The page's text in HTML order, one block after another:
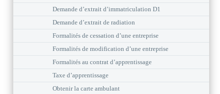
Demande d’extrait d’immatriculation D1
Demande d’extrait de radiation
Formalités de cessation d’une entreprise
Formalités de modification d’une entreprise
Formalités au contrat d’apprentissage
Taxe d’apprentissage
Obtenir la carte ambulant